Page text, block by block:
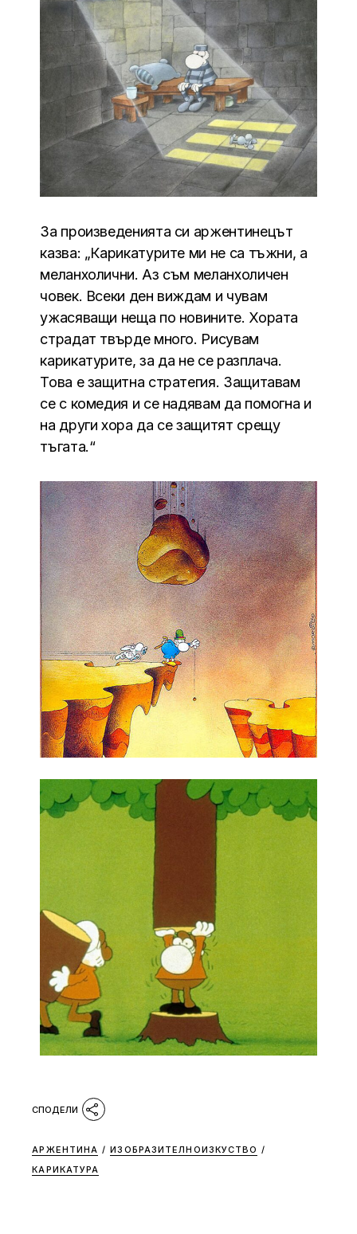
За произведенията си аржентинецът
казва: „Карикатурите ми не са тъжни, а
меланхолични. Аз съм меланхоличен
човек. Всеки ден виждам и чувам
ужасяващи неща по новините. Хората
страдат твърде много. Рисувам
карикатурите, за да не се разплача.
Това е защитна стратегия. Защитавам
се с комедия и се надявам да помогна и
на други хора да се защитят срещу
тъгата.“
АРЖЕНТИНА / ИЗОБРАЗИТЕЛНОИЗКУСТВО /
КАРИКАТУРА